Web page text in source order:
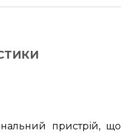
пристрій, що